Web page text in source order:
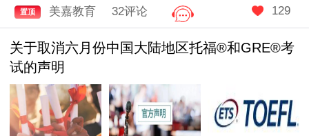
置顶 美嘉教育 32评论 129
关于取消六月份中国大陆地区托福®和GRE®考
试的声明